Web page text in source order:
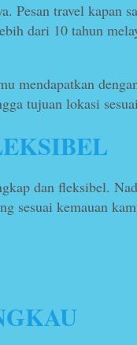
Pesan travel kapan
dari 10 tahun
mendapatkan
tujuan lokasi
dan fleksibel.
sesuai kemauan
Travel